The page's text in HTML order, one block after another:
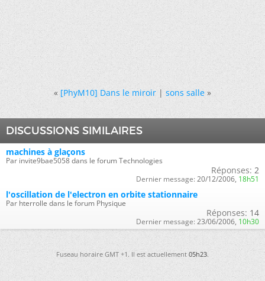
« [PhyM10] Dans le miroir|sons salle »
DISCUSSIONS SIMILAIRES
machines à glaçons
Par invite9bae5058 dans le forum Technologies
Réponses: 2
Dernier message: 20/12/2006, 18h51
l'oscillation de l'electron en orbite stationnaire
Par hterrolle dans le forum Physique
Réponses: 14
Dernier message: 23/06/2006, 10h30
Fuseau horaire GMT +1. Il est actuellement05h23.